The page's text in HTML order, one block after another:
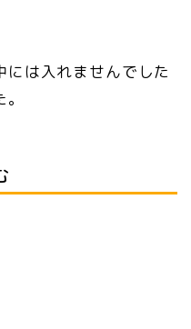
は入れませんでした